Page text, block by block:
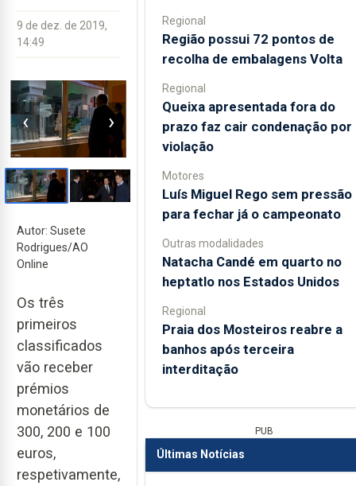
9 de dez. de 2019,
14:49
‹ ›
Autor: Susete
Rodrigues/AO
Online
Os três
primeiros
classificados
vão receber
prémios
monetários de
300, 200 e 100
euros,
respetivamente,
Regional
Região possui 72 pontos de
recolha de embalagens Volta
Regional
Queixa apresentada fora do
prazo faz cair condenação por
violação
Motores
Luís Miguel Rego sem pressão
para fechar já o campeonato
Outras modalidades
Natacha Candé em quarto no
heptatlo nos Estados Unidos
Regional
Praia dos Mosteiros reabre a
banhos após terceira
interditação
PUB
Últimas Notícias